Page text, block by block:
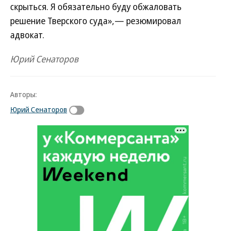
скрыться. Я обязательно буду обжаловать
решение Тверского суда»,— резюмировал
адвокат.
Юрий Сенаторов
Авторы:
Юрий Сенаторов